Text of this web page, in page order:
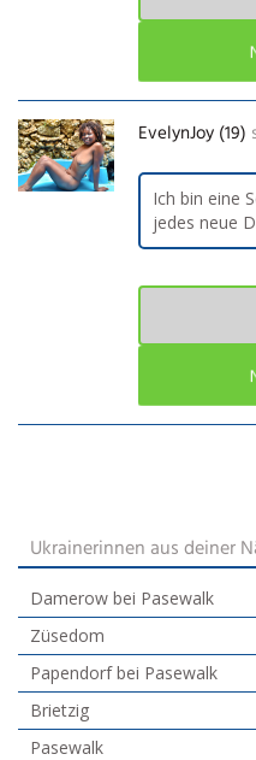
EvelynJoy (19)
Ich bin eine
jedes neue
Ukrainerinnen aus deiner
Damerow bei Pasewalk
Züsedom
Papendorf bei Pasewalk
Brietzig
Pasewalk